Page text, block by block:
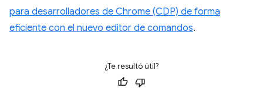
para desarrolladores de Chrome (CDP) de forma
eficiente con el nuevo editor de comandos.
¿Te resultó útil?